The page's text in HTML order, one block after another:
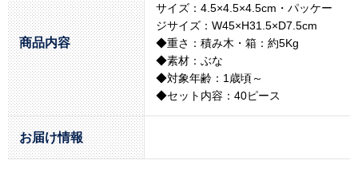
商品内容
サイズ：4.5×4.5×4.5cm・パッケー
ジサイズ：W45×H31.5×D7.5cm
◆重さ：積み木・箱：約5Kg
◆素材：ぶな
◆対象年齢：1歳頃～
◆セット内容：40ピース
お届け情報